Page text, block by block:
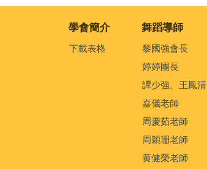
學會簡介 舞蹈導師
下載表格
黎國強會長
婷婷團長
譚少強、王鳳清
嘉儀老師
周慶茹老師
周穎珊老師
黄健榮老師